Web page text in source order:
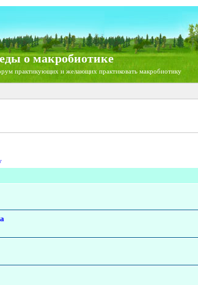
о макробиотике
практикующих и желающих практиковать макробиотику